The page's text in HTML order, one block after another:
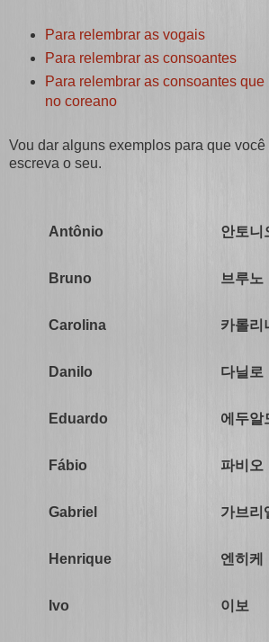
Para relembrar as vogais
Para relembrar as consoantes
Para relembrar as consoantes que
no coreano
Vou dar alguns exemplos para que
escreva o seu.
Antônio 안토니
Bruno 브루노
Carolina 카롤리
Danilo 다닐로
Eduardo 에두알
Fábio 파비오
Gabriel 가브리
Henrique 엔히케
Ivo 이보